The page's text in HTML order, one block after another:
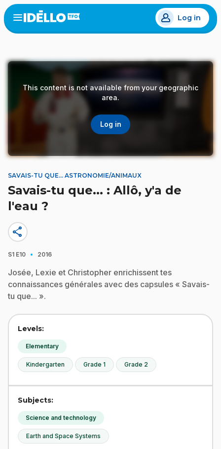
Skip
to
main
Open
menu
Log in
This content is not available from your geographic
area.
Log in
SAVAIS-TU QUE... ASTRONOMIE/ANIMAUX
Savais-tu que... : Allô, y'a de
l'eau ?
share
S1 E10 · 2016
Josée, Lexie et Christopher enrichissent tes
connaissances générales avec des capsules « Savais-
tu que... ».
Levels:
Elementary
Kindergarten Grade 1 Grade 2
Subjects:
Science and technology
Earth and Space Systems